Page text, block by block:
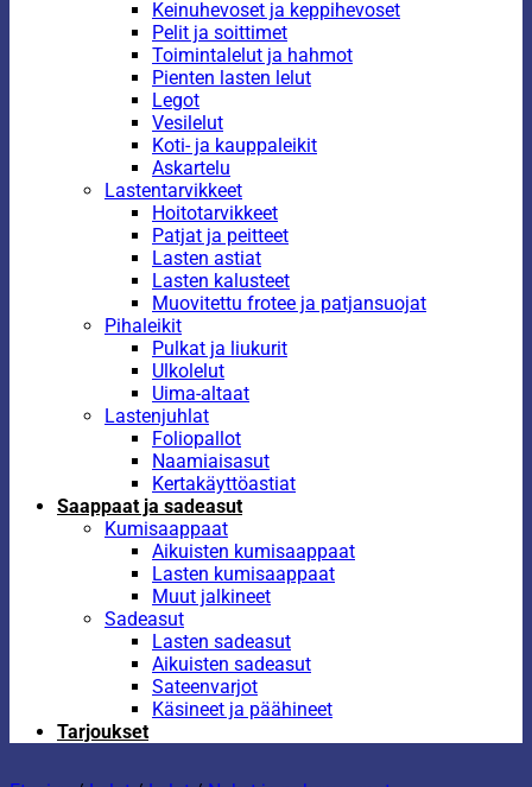
Keinuhevoset ja keppihevoset
Pelit ja soittimet
Toimintalelut ja hahmot
Pienten lasten lelut
Legot
Vesilelut
Koti- ja kauppaleikit
Askartelu
Lastentarvikkeet
Hoitotarvikkeet
Patjat ja peitteet
Lasten astiat
Lasten kalusteet
Muovitettu frotee ja patjansuojat
Pihaleikit
Pulkat ja liukurit
Ulkolelut
Uima-altaat
Lastenjuhlat
Foliopallot
Naamiaisasut
Kertakäyttöastiat
Saappaat ja sadeasut
Kumisaappaat
Aikuisten kumisaappaat
Lasten kumisaappaat
Muut jalkineet
Sadeasut
Lasten sadeasut
Aikuisten sadeasut
Sateenvarjot
Käsineet ja päähineet
Tarjoukset